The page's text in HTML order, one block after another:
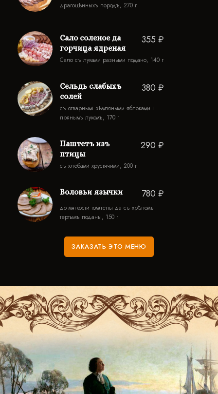
драгоцѣнныхъ породъ, 270 г
Сало соленое да
горчица ядреная
355 ₽
Сало съ луками разными подано, 140 г
Сельдь слабыхъ
солей
380 ₽
съ отварнымi зѣмляными яблоками i
прянымъ лукомъ, 170 г
Паштетъ изъ
птицы
290 ₽
съ хлебами хрустячими, 200 г
Воловьи язычки 780 ₽
до мягкости томлены да съ хрѣномъ
тертымъ поданы, 150 г
ЗАКАЗАТЬ ЭТО МЕНЮ